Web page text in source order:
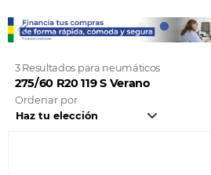
3 Resultados para neumáticos
275/60 R20 119 S Verano
Ordenar por